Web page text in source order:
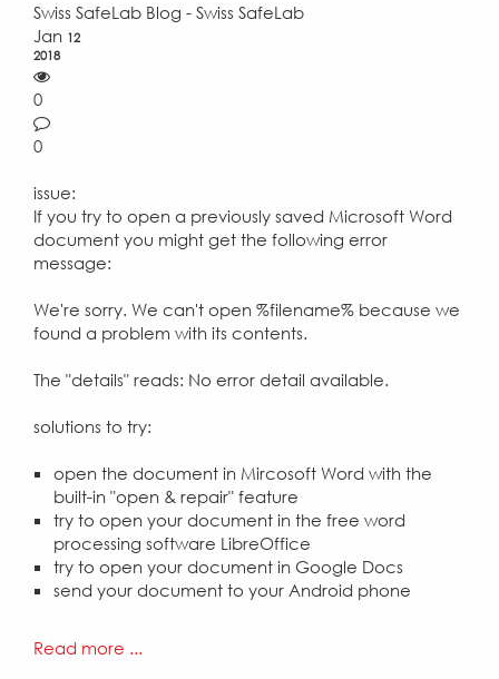
Swiss SafeLab Blog - Swiss SafeLab
Jan 12
2018
0
0
issue:
If you try to open a previously saved Microsoft Word
document you might get the following error
message:
We're sorry. We can't open %filename% because we
found a problem with its contents.
The "details" reads: No error detail available.
solutions to try:
open the document in Mircosoft Word with the
built-in "open & repair" feature
try to open your document in the free word
processing software LibreOffice
try to open your document in Google Docs
send your document to your Android phone
Read more ...